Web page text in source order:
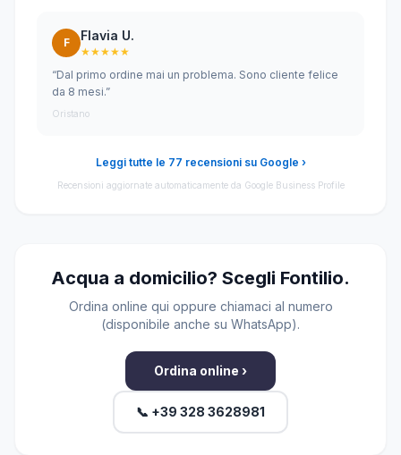
F Flavia U.
★★★★★
“Dal primo ordine mai un problema. Sono cliente felice
da 8 mesi.”
Oristano
Leggi tutte le 77 recensioni su Google ›
Recensioni aggiornate automaticamente da Google Business Profile
Acqua a domicilio? Scegli Fontilio.
Ordina online qui oppure chiamaci al numero
(disponibile anche su WhatsApp).
Ordina online ›
📞 +39 328 3628981